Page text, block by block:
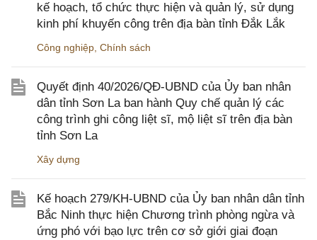
kế hoạch, tổ chức thực hiện và quản lý, sử dụng
kinh phí khuyến công trên địa bàn tỉnh Đắk Lắk
Công nghiệp Chính sách
Quyết định 40/2026/QĐ-UBND của Ủy ban nhân
dân tỉnh Sơn La ban hành Quy chế quản lý các
công trình ghi công liệt sĩ, mộ liệt sĩ trên địa bàn
tỉnh Sơn La
Xây dựng
Kế hoạch 279/KH-UBND của Ủy ban nhân dân tỉnh
Bắc Ninh thực hiện Chương trình phòng ngừa và
ứng phó với bạo lực trên cơ sở giới giai đoạn